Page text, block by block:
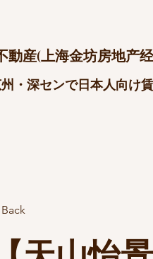
動産(上海金坊房地产
・深センで日本人向け